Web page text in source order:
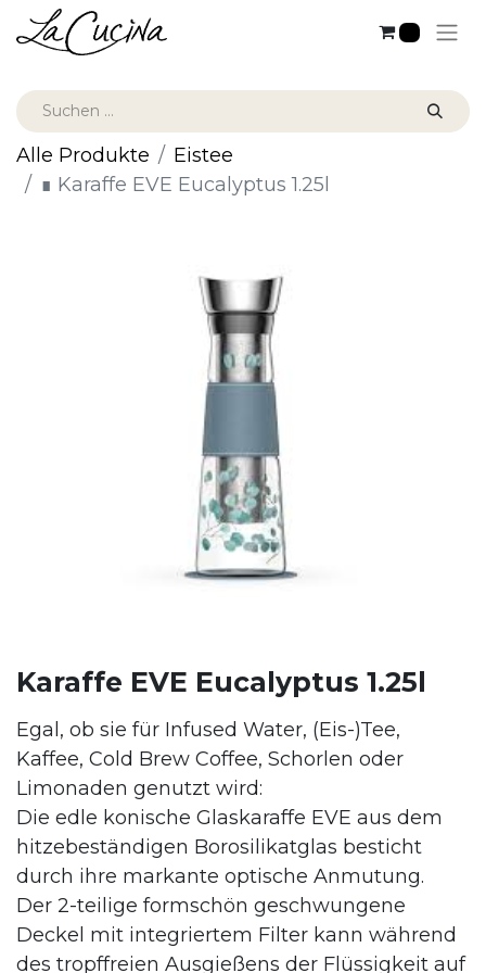
Alle Produkte
Eistee
∎ Karaffe EVE Eucalyptus 1.25l
Karaffe EVE Eucalyptus 1.25l
Egal, ob sie für Infused Water, (Eis-)Tee,
Kaffee, Cold Brew Coffee, Schorlen oder
Limonaden genutzt wird:
Die edle konische Glaskaraffe EVE aus dem
hitzebeständigen Borosilikatglas besticht
durch ihre markante optische Anmutung.
Der 2-teilige formschön geschwungene
Deckel mit integriertem Filter kann während
des tropffreien Ausgießens der Flüssigkeit auf